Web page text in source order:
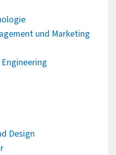
und Marketing
Design